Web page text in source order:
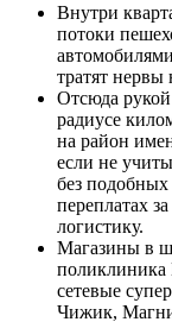
Внутри
потоки
тратят нервы
Отсюда рукой
радиусе
на район
если не
без подобных
переплатах
логистику.
Магазины в
поликлиника
сетевые
Чижик,